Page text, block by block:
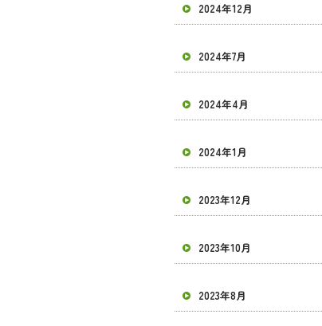
2024年12月
2024年7月
2024年4月
2024年1月
2023年12月
2023年10月
2023年8月